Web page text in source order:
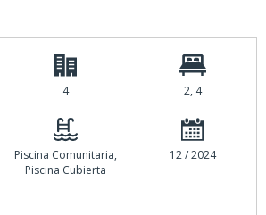
4 2, 4
Piscina Comunitaria,
Piscina Cubierta
12 / 2024